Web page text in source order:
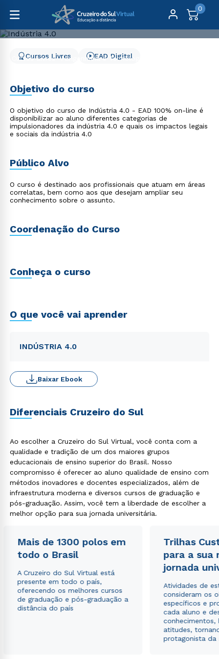
0
Cursos Livres Engenharia e Tecnologia
Cursos Livres EAD Digital
Objetivo do curso
O objetivo do curso de Indústria 4.0 - EAD 100% on-line é
disponibilizar ao aluno diferentes categorias de
impulsionadores da indústria 4.0 e quais os impactos legais
e sociais da indústria 4.0
Público Alvo
O curso é destinado aos profissionais que atuam em áreas
correlatas, bem como aos que desejam ampliar seu
conhecimento sobre o assunto.
Coordenação do Curso
Conheça o curso
O que você vai aprender
INDÚSTRIA 4.0
Baixar Ebook
Diferenciais Cruzeiro do Sul
Ao escolher a Cruzeiro do Sul Virtual, você conta com a
qualidade e tradição de um dos maiores grupos
educacionais de ensino superior do Brasil. Nosso
compromisso é oferecer ao aluno qualidade de ensino com
métodos inovadores e docentes especializados, além de
infraestrutura moderna e diversos cursos de graduação e
pós-graduação. Assim, você tem a liberdade de escolher a
melhor opção para sua jornada universitária.
Mais de 1300 polos em
todo o Brasil
A Cruzeiro do Sul Virtual está
presente em todo o país,
oferecendo os melhores cursos
de graduação e pós-graduação a
distância do país
Trilhas
para a sua
jornada
Atividades de
consideram os
específicos e
cada aluno e
conhecimentos,
atitudes,
protagonista da